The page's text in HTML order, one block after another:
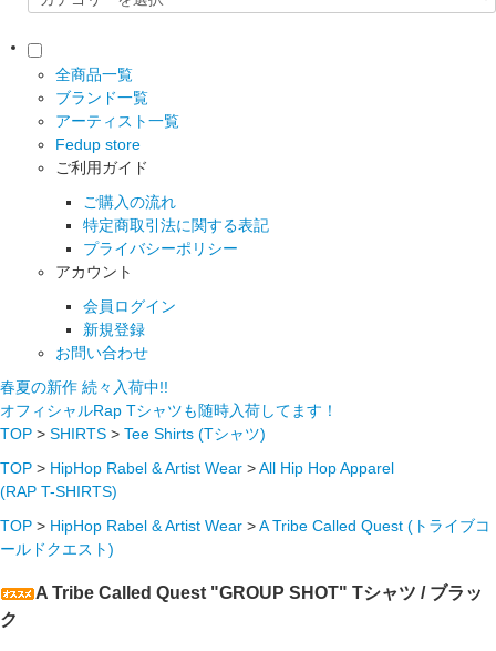
全商品一覧
ブランド一覧
アーティスト一覧
Fedup store
ご利用ガイド
ご購入の流れ
特定商取引法に関する表記
プライバシーポリシー
アカウント
会員ログイン
新規登録
お問い合わせ
春夏の新作 続々入荷中!!
オフィシャルRap Tシャツも随時入荷してます！
TOP > SHIRTS > Tee Shirts (Tシャツ)
TOP > HipHop Rabel & Artist Wear >All Hip Hop Apparel
(RAP T-SHIRTS)
TOP > HipHop Rabel & Artist Wear >A Tribe Called Quest (トライブコ
ールドクエスト)
A Tribe Called Quest "GROUP SHOT" Tシャツ / ブラッ
ク